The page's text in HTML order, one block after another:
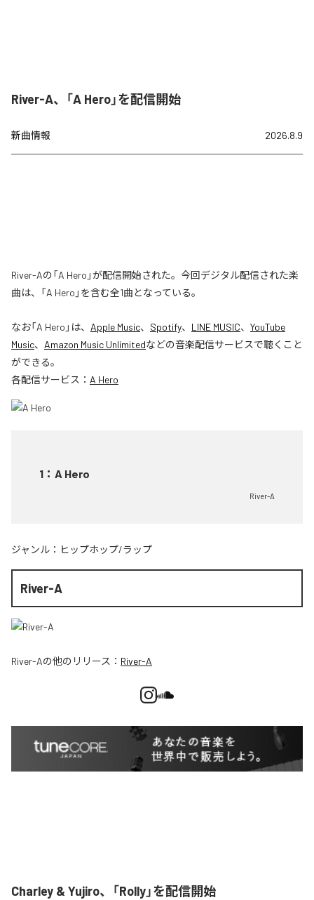
River-A、「A Hero」を配信開始
新曲情報 2026.8.9
River-Aの「A Hero」が配信開始された。今回デジタル配信された楽
曲は、「A Hero」を含む全1曲となっている。
なお「A Hero 」は、 Apple Music、 Spotify、 LINE MUSIC、 YouTube
Music、 Amazon Music Unlimitedなどの音楽配信サービスで聴くこと
ができる。
各配信サービス： A Hero
1 ： A Hero
River-A
ジャンル： ヒップホップ/ラップ
River-A
River-Aの他のリリース： River-A
Charley & Yujiro、「Rolly」を配信開始